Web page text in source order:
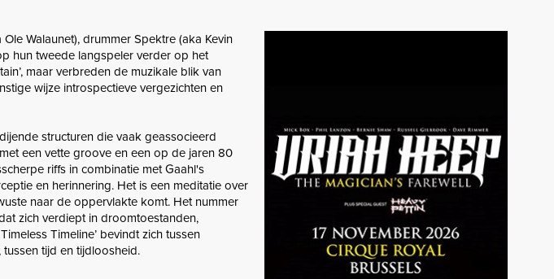
Walaunet), drummer Spektre (aka Kevin
hun tweede langspeler verder op het
maar verbreden de muzikale blik van
wijze introspectieve vergezichten en
structuren die vaak geassocieerd
een vette groove en een op de jaren 80
riffs in combinatie met Gaahl's
en herinnering. Het is een meditatie over
naar de oppervlakte komt. Het nummer
zich verdiept in droomtoestanden,
Timeline’ bevindt zich tussen
tijd en tijdloosheid.